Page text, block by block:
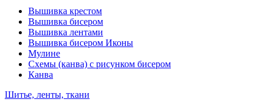
Вышивка крестом
Вышивка бисером
Вышивка лентами
Вышивка бисером Иконы
Мулине
Схемы (канва) с рисунком бисером
Канва
Шитье, ленты, ткани